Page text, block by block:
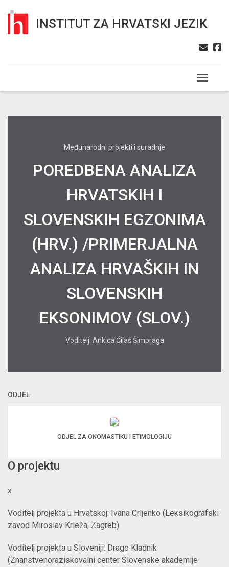
INSTITUT ZA HRVATSKI JEZIK
Toggle
Međunarodni projekti i suradnje
POREDBENA ANALIZA
HRVATSKIH I
SLOVENSKIH EGZONIMA
(HRV.) /PRIMERJALNA
ANALIZA HRVAŠKIH IN
SLOVENSKIH
EKSONIMOV (SLOV.)
Voditelj: Ankica Čilaš Šimpraga
ODJEL
ODJEL ZA ONOMASTIKU I ETIMOLOGIJU
O projektu
x
Voditelj projekta u Hrvatskoj: Ivana Crljenko (Leksikografski
zavod Miroslav Krleža, Zagreb)
Voditelj projekta u Sloveniji: Drago Kladnik
(Znanstvenoraziskovalni center Slovenske akademije